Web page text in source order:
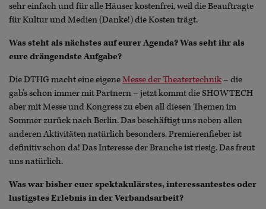
sehr einfach und für alle Häuser kostenfrei, weil die Beauftragte
für Kultur und Medien (Danke!) die Kosten trägt.
Was steht als nächstes auf eurer Agenda? Was seht ihr als
eure drängendste Aufgabe?
Die DTHG macht eine eigeneMesse der Theatertechnik– die
gab’s schon immer mit Partnern – jetzt kommt die SHOWTECH
aber mit Messe und Kongress zu eben all diesen Themen im
Sommer zurück nach Berlin. Das beschäftigt uns neben allen
anderen Aktivitäten natürlich besonders. Premierenfieber ist
definitiv schon da! Das Interesse der Branche ist riesig. Das freut
uns natürlich.
Was war bisher euer spektakulärstes, interessantestes oder
lustigstes Erlebnis in der Verbandsarbeit?